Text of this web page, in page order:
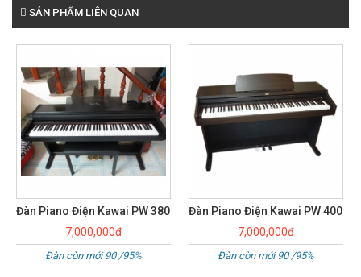
SẢN PHẨM LIÊN QUAN
Đàn Piano Điện Kawai PW 400
7,000,000đ
Đàn còn mới 90 /95%
ĐÀN PIANO ĐIỆN KAWAI
25,500,000đ